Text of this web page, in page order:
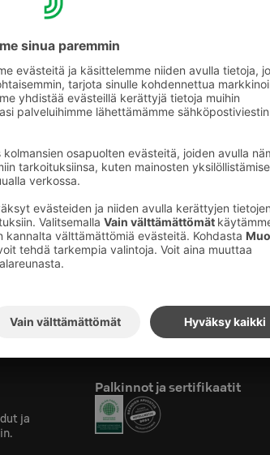
on
käsipainot 1 - 24,5
klo 06 - 23.
ja
Palkinnot ja sertifikaatit